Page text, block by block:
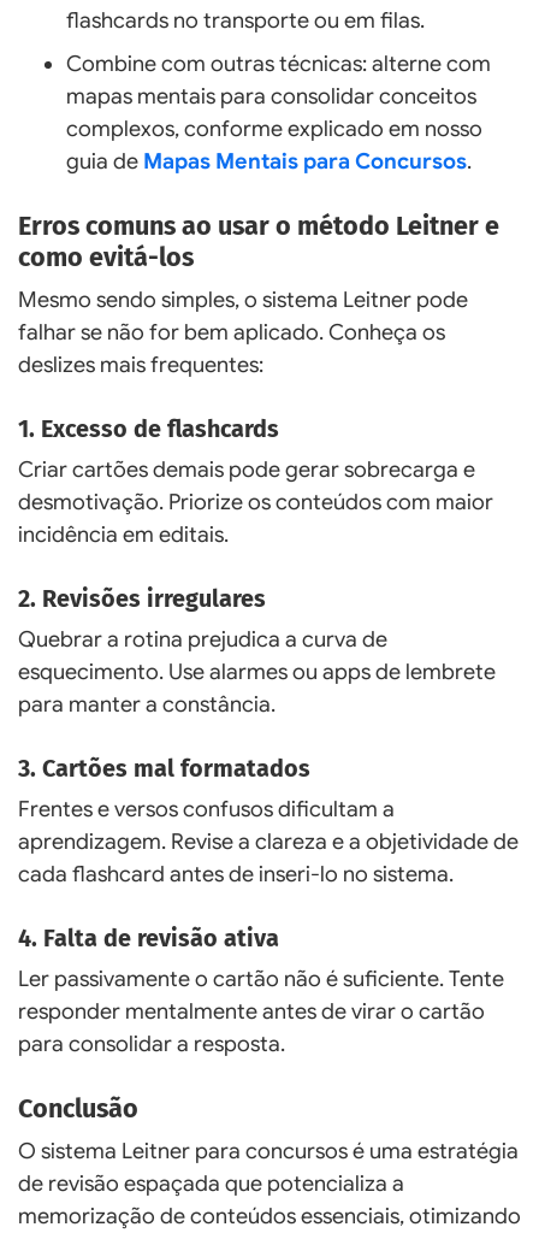
flashcards no transporte ou em filas.
Combine com outras técnicas: alterne com
mapas mentais para consolidar conceitos
complexos, conforme explicado em nosso
guia de Mapas Mentais para Concursos.
Erros comuns ao usar o método Leitner e
como evitá-los
Mesmo sendo simples, o sistema Leitner pode
falhar se não for bem aplicado. Conheça os
deslizes mais frequentes:
1. Excesso de flashcards
Criar cartões demais pode gerar sobrecarga e
desmotivação. Priorize os conteúdos com maior
incidência em editais.
2. Revisões irregulares
Quebrar a rotina prejudica a curva de
esquecimento. Use alarmes ou apps de lembrete
para manter a constância.
3. Cartões mal formatados
Frentes e versos confusos dificultam a
aprendizagem. Revise a clareza e a objetividade de
cada flashcard antes de inseri-lo no sistema.
4. Falta de revisão ativa
Ler passivamente o cartão não é suficiente. Tente
responder mentalmente antes de virar o cartão
para consolidar a resposta.
Conclusão
O sistema Leitner para concursos é uma estratégia
de revisão espaçada que potencializa a
memorização de conteúdos essenciais, otimizando